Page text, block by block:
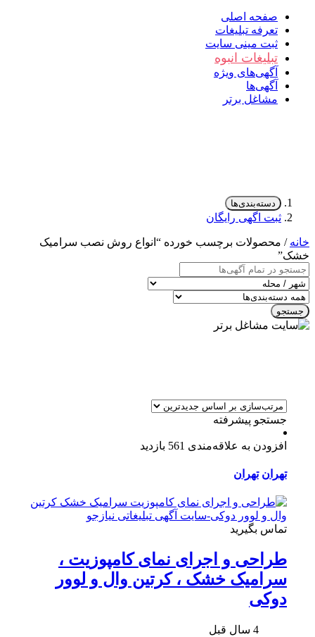
صفحه اصلی
تعرفه تبلیغات
ثبت مینی سایت
تبلیغات انبوه
آگهی‌های ویژه
آگهی‌ها
مشاغل برتر
دسته‌بندی‌ها
ثبت اگهی رایگان
خانه / محصولات برچسب خورده “انواع روش نصب سرامیک
خشک”
جستجو
جستجو پیشرفته
افزودن به علاقه‌مندی 561 بازدید
تهران تهران
تماس بگیرید
طراحی و اجرای نمای کامپوزیت ،
سرامیک خشک ، کرتین وال و لوور
دوکی
4 سال قبل